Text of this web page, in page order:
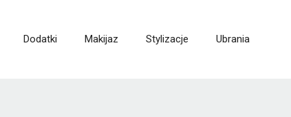
Dodatki Makijaz Stylizacje Ubrania